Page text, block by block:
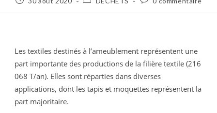
Les textiles destinés à l’ameublement représentent une
part importante des productions de la filière textile (216
068 T/an). Elles sont réparties dans diverses
applications, dont les tapis et moquettes représentent la
part majoritaire.